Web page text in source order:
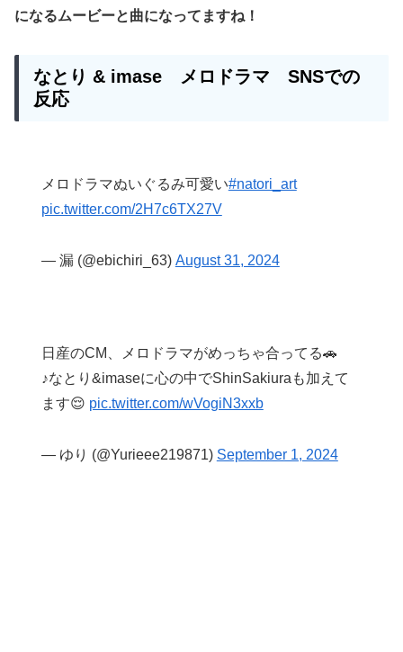
になるムービーと曲になってますね！
なとり & imase メロドラマ SNSでの
反応
メロドラマぬいぐるみ可愛い#natori_art
pic.twitter.com/2H7c6TX27V
— 漏 (@ebichiri_63) August 31, 2024
日産のCM、メロドラマがめっちゃ合ってる🚗
♪なとり&imaseに心の中でShinSakiuraも加えて
ます😌 pic.twitter.com/wVogiN3xxb
— ゆり (@Yurieee219871) September 1, 2024